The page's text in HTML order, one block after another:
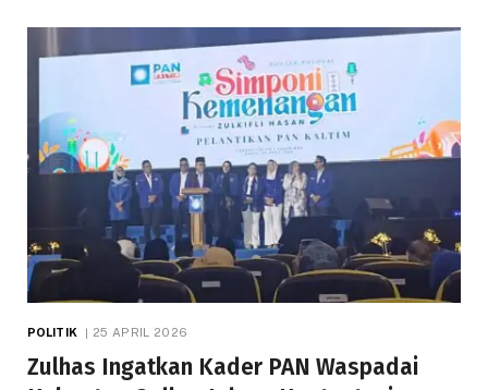
POLITIK 25 APRIL 2026
Zulhas Ingatkan Kader PAN Waspadai